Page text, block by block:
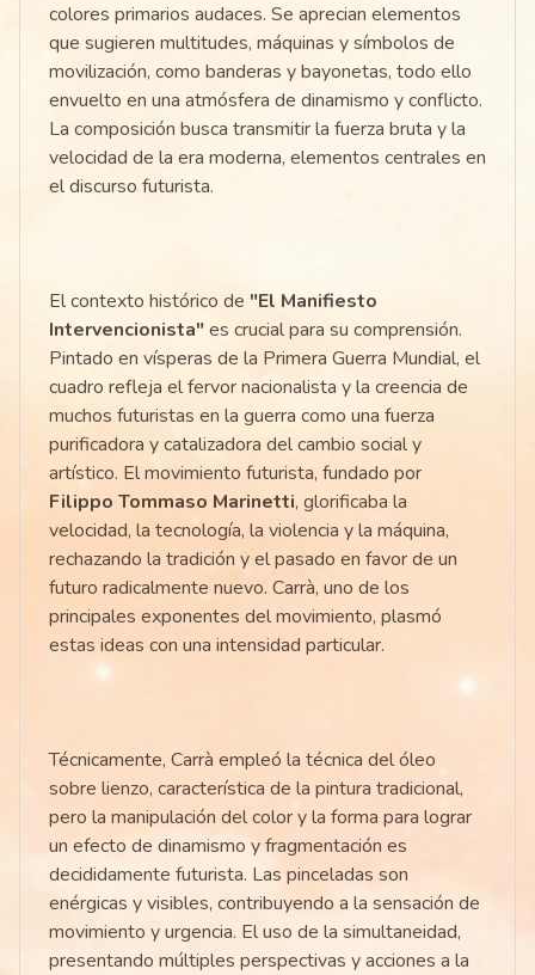
colores primarios audaces. Se aprecian elementos
que sugieren multitudes, máquinas y símbolos de
movilización, como banderas y bayonetas, todo ello
envuelto en una atmósfera de dinamismo y conflicto.
La composición busca transmitir la fuerza bruta y la
velocidad de la era moderna, elementos centrales en
el discurso futurista.
El contexto histórico de "El Manifiesto
Intervencionista"es crucial para su comprensión.
Pintado en vísperas de la Primera Guerra Mundial, el
cuadro refleja el fervor nacionalista y la creencia de
muchos futuristas en la guerra como una fuerza
purificadora y catalizadora del cambio social y
artístico. El movimiento futurista, fundado por
Filippo Tommaso Marinetti, glorificaba la
velocidad, la tecnología, la violencia y la máquina,
rechazando la tradición y el pasado en favor de un
futuro radicalmente nuevo. Carrà, uno de los
principales exponentes del movimiento, plasmó
estas ideas con una intensidad particular.
Técnicamente, Carrà empleó la técnica del óleo
sobre lienzo, característica de la pintura tradicional,
pero la manipulación del color y la forma para lograr
un efecto de dinamismo y fragmentación es
decididamente futurista. Las pinceladas son
enérgicas y visibles, contribuyendo a la sensación de
movimiento y urgencia. El uso de la simultaneidad,
presentando múltiples perspectivas y acciones a la